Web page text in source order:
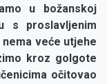
u božanskoj
s proslavljenim
veće utjehe
kroz golgote
očitovao